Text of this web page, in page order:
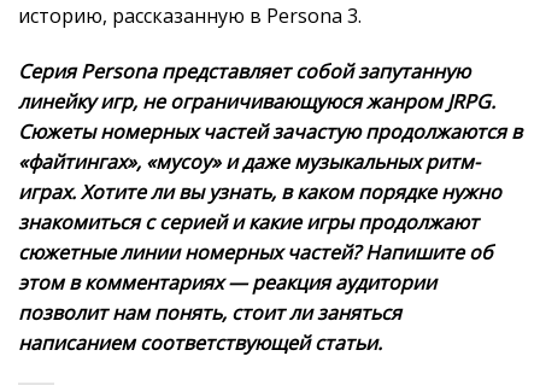
историю, рассказанную в Persona 3.
Серия Persona представляет собой запутанную
линейку игр, не ограничивающуюся жанром JRPG.
Сюжеты номерных частей зачастую продолжаются в
«файтингах», «мусоу» и даже музыкальных ритм-
играх. Хотите ли вы узнать, в каком порядке нужно
знакомиться с серией и какие игры продолжают
сюжетные линии номерных частей? Напишите об
этом в комментариях — реакция аудитории
позволит нам понять, стоит ли заняться
написанием соответствующей статьи.